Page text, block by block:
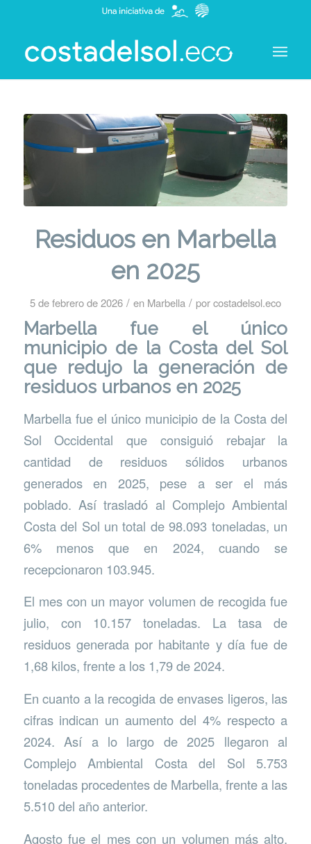
Residuos en Marbella
en 2025
5 de febrero de 2026 / en Marbella / porcostadelsol.eco
Marbella fue el único
municipio de la Costa del Sol
que redujo la generación de
residuos urbanos en 2025
Marbella fue el único municipio de la Costa del
Sol Occidental que consiguió rebajar la
cantidad de residuos sólidos urbanos
generados en 2025, pese a ser el más
poblado. Así trasladó al Complejo Ambiental
Costa del Sol un total de 98.093 toneladas, un
6% menos que en 2024, cuando se
recepcionaron 103.945.
El mes con un mayor volumen de recogida fue
julio, con 10.157 toneladas. La tasa de
residuos generada por habitante y día fue de
1,68 kilos, frente a los 1,79 de 2024.
En cuanto a la recogida de envases ligeros, las
cifras indican un aumento del 4% respecto a
2024. Así a lo largo de 2025 llegaron al
Complejo Ambiental Costa del Sol 5.753
toneladas procedentes de Marbella, frente a las
5.510 del año anterior.
Agosto fue el mes con un volumen más alto,